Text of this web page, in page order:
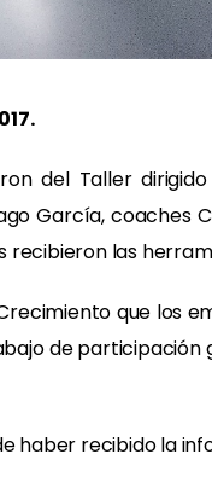
del Taller
García, coaches
las
que los
de
haber recibido la